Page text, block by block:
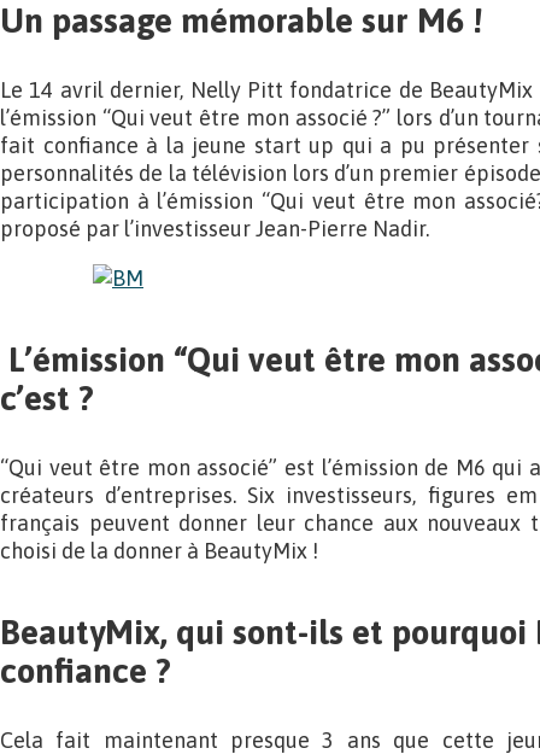
Un passage mémorable sur M6 !
Le 14 avril dernier, Nelly Pitt fondatrice de
l’émission “Qui veut être mon associé ?” lors d’un
fait confiance à la jeune start up qui a pu présenter
personnalités de la télévision lors d’un premier
participation à l’émission “Qui veut être mon
proposé par l’investisseur Jean-Pierre Nadir.
L’émission “Qui veut être mon
c’est ?
“Qui veut être mon associé” est l’émission de M6
créateurs d’entreprises. Six investisseurs, figures
français peuvent donner leur chance aux nouveaux
choisi de la donner à BeautyMix !
BeautyMix, qui sont-ils et
confiance ?
Cela fait maintenant presque 3 ans que cette